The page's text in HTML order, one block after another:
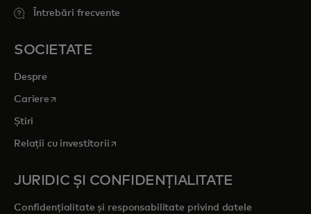
Întrebări frecvente
SOCIETATE
Despre
Cariere opens in a new tab
Știri
Relații cu investitoriiopens in a new tab
JURIDIC ȘI CONFIDENȚIALITATE
Confidențialitate și responsabilitate privind datele